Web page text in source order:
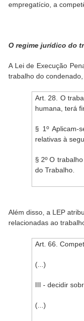
empregatício, a
O regime jurídico do
A Lei de Execução
trabalho do
Art. 28. O
humana, terá
§ 1º Aplicam-
relativas à
§ 2º O
do Trabalho.
Além disso, a LEP
relacionadas ao
Art. 66.
(...)
III - decidir
(...)